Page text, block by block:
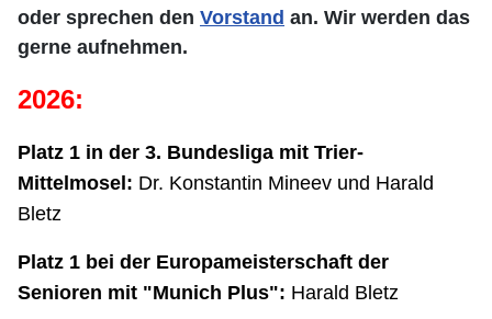
oder sprechen den Vorstand an. Wir werden das
gerne aufnehmen.
2026:
Platz 1 in der 3. Bundesliga mit Trier-
Mittelmosel: Dr. Konstantin Mineev und Harald
Bletz
Platz 1 bei der Europameisterschaft der
Senioren mit "Munich Plus": Harald Bletz